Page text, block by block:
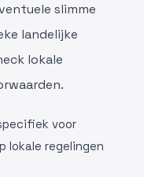
slimme
landelijke
lokale
voor
regelingen